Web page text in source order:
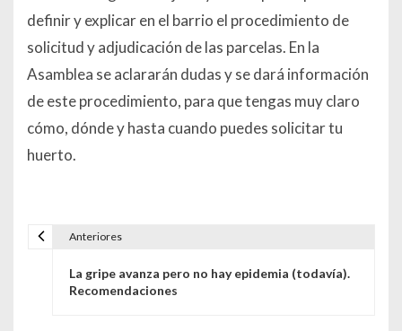
definir y explicar en el barrio el procedimiento de
solicitud y adjudicación de las parcelas. En la
Asamblea se aclararán dudas y se dará información
de este procedimiento, para que tengas muy claro
cómo, dónde y hasta cuando puedes solicitar tu
huerto.
Anteriores
La gripe avanza pero no hay epidemia (todavía).
Recomendaciones